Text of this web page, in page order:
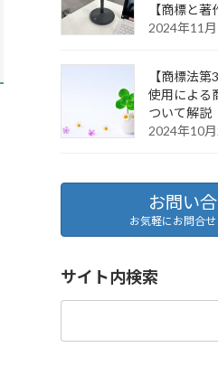
【商標と著
2024年11
【商標法
使用による
ついて解説
2024年10
お問い
お気軽にお問合せ
サイト内検索